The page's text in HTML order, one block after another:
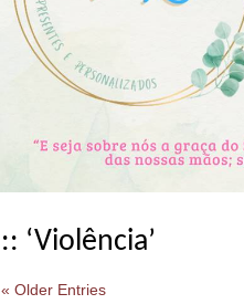
:: ‘Violência’
« Older Entries